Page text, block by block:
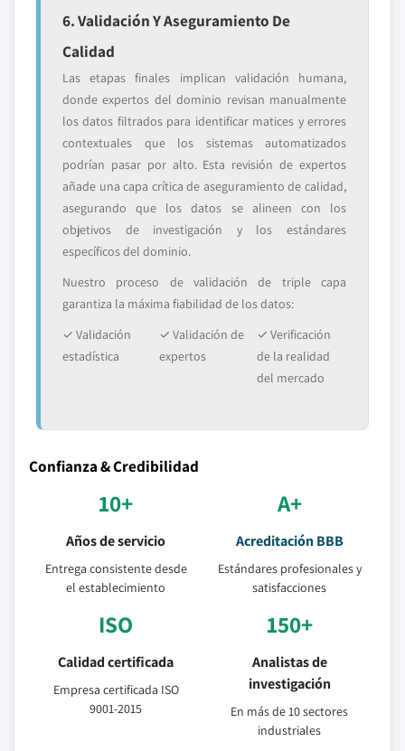
6. Validación Y Aseguramiento De
Calidad
Las etapas finales implican validación humana,
donde expertos del dominio revisan manualmente
los datos filtrados para identificar matices y errores
contextuales que los sistemas automatizados
podrían pasar por alto. Esta revisión de expertos
añade una capa crítica de aseguramiento de calidad,
asegurando que los datos se alineen con los
objetivos de investigación y los estándares
específicos del dominio.
Nuestro proceso de validación de triple capa
garantiza la máxima fiabilidad de los datos:
✓ Validación
estadística
✓ Validación de
expertos
✓ Verificación
de la realidad
del mercado
Confianza & Credibilidad
10+
Años de servicio
Entrega consistente desde
el establecimiento
A+
Acreditación BBB
Estándares profesionales y
satisfacciones
ISO
Calidad certificada
Empresa certificada ISO
9001-2015
150+
Analistas de
investigación
En más de 10 sectores
industriales